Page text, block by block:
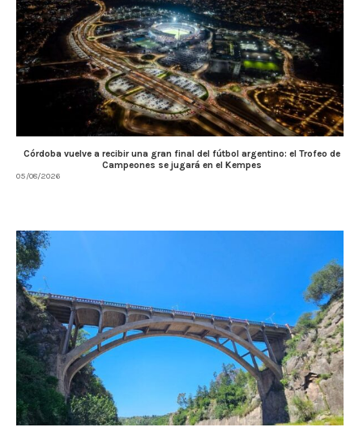
Córdoba vuelve a recibir una gran final del fútbol argentino: el Trofeo de
Campeones se jugará en el Kempes
05/08/2026